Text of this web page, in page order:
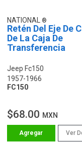
NATIONAL
Retén Del Eje De
De La Caja De
Transferencia
Jeep Fc150
1957-1966
FC150
$68.00 MXN
Ver